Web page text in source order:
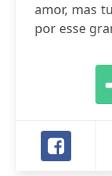
amor, mas
por esse